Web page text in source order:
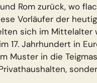
Rom zurück, wo
Vorläufer der
sich im Mittelalter
17. Jahrhundert in
Muster in die